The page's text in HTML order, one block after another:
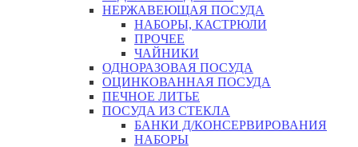
НЕРЖАВЕЮЩАЯ ПОСУДА
НАБОРЫ, КАСТРЮЛИ
ПРОЧЕЕ
ЧАЙНИКИ
ОДНОРАЗОВАЯ ПОСУДА
ОЦИНКОВАННАЯ ПОСУДА
ПЕЧНОЕ ЛИТЬЕ
ПОСУДА ИЗ СТЕКЛА
БАНКИ Д/КОНСЕРВИРОВАНИЯ
НАБОРЫ